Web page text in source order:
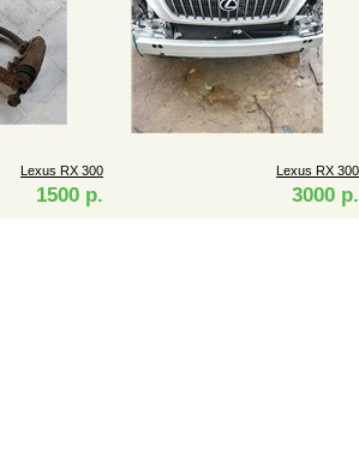
Lexus RX 300
1500 р.
Lexus RX 300
3000 р.